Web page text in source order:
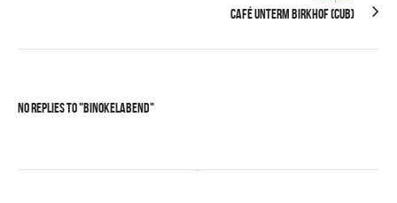
Café unterm Birkhof (CuB)
No Replies to "Binokelabend"